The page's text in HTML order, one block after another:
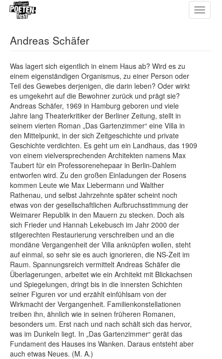
Direkt
Inhalt
Toggle
Andreas Schäfer
Was lagert sich eigentlich in einem Haus ab? Wird es zu
einem eigenständigen Organismus, zu einer Person oder
Teil des Gewebes derjenigen, die darin leben? Oder wirkt
es umgekehrt auf die Bewohner zurück und prägt sie?
Andreas Schäfer, 1969 in Hamburg geboren und viele
Jahre lang Theaterkritiker der Berliner Zeitung, stellt in
seinem vierten Roman „Das Gartenzimmer“ eine Villa in
den Mittelpunkt, in der sich Zeitgeschichte und private
Geschichte verdichten. Es geht um ein Landhaus, das 1909
von einem vielversprechenden Architekten namens Max
Taubert für ein Professorenehepaar in Berlin-Dahlem
entworfen wird. Zu den großen Einladungen der Rosens
kommen Leute wie Max Liebermann und Walther
Rathenau, und selbst Jahrzehnte später scheint noch
etwas von der gesellschaftlichen Aufbruchsstimmung der
Weimarer Republik in den Mauern zu stecken. Doch als
sich Frieder und Hannah Lekebusch im Jahr 2000 der
stilgerechten Restaurierung verschreiben und an die
mondäne Vergangenheit der Villa anknüpfen wollen, steht
auf einmal, so sehr sie es auch ignorieren, die NS-Zeit im
Raum. Spannungsreich vermittelt Andreas Schäfer die
Überlagerungen, arbeitet wie ein Architekt mit Blickachsen
und Spiegelungen, dringt bis in die innersten Schichten
seiner Figuren vor und erzählt einfühlsam von der
Wirkmacht der Vergangenheit. Familienkonstellationen
treiben ihn, ähnlich wie in seinen früheren Romanen,
besonders um. Erst nach und nach schält sich das hervor,
was im Dunkeln liegt. In „Das Gartenzimmer“ gerät das
Fundament des Hauses ins Wanken. Daraus entsteht aber
auch etwas Neues. (M. A.)